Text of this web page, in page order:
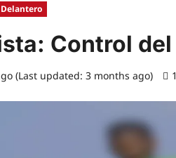
Control
(Last updated: 3 months ago)